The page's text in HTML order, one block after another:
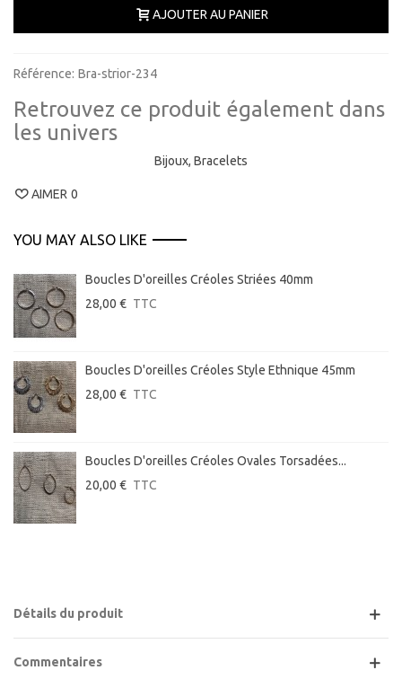
AJOUTER AU PANIER
Référence: Bra-strior-234
Retrouvez ce produit également dans
les univers
Bijoux, Bracelets
AIMER 0
YOU MAY ALSO LIKE
Boucles D'oreilles Créoles Striées 40mm
28,00 € TTC
Boucles D'oreilles Créoles Style Ethnique 45mm
28,00 € TTC
Boucles D'oreilles Créoles Ovales Torsadées...
20,00 € TTC
Détails du produit
Commentaires